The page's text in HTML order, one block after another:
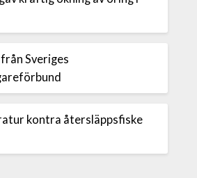
Sveriges
kontra återsläppsfiske